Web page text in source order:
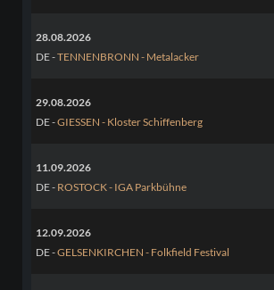
28.08.2026
DE -TENNENBRONN - Metalacker
29.08.2026
DE -GIESSEN - Kloster Schiffenberg
11.09.2026
DE - ROSTOCK - IGA Parkbühne
12.09.2026
DE -GELSENKIRCHEN - Folkfield Festival